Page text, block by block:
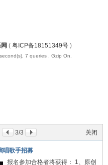
关闭
3/3
唱歌手招募
报名参加合格者将获得： 1、原创
( 粤ICP备18151349号 )
7 queries , Gzip On.